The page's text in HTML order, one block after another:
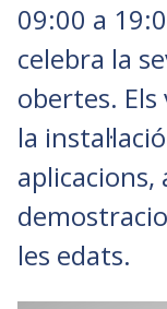
09:00 a
celebra la
obertes.
la
aplicacions,
les edats.